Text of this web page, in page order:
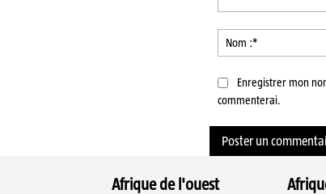
Enregistrer mon
commenterai.
Afrique de l'ouest